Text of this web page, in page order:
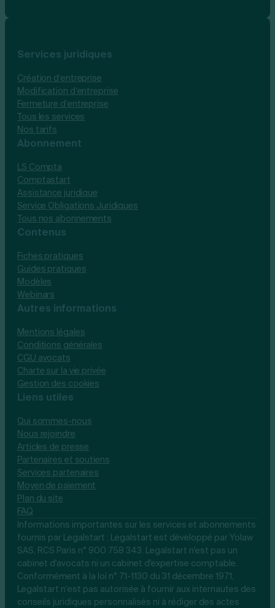
Services juridiques
Création d’entreprise
Modification d’entreprise
Fermeture d’entreprise
Tous les services
Nos tarifs
Abonnement
LS Compta
Comptastart
Assistance juridique
Service Obligations Juridiques
Tous nos abonnements
Contenus
Fiches pratiques
Guides pratiques
Modèles
Webinars
Autres informations
Mentions légales
Conditions générales
CGU avocats
Charte sur la vie privée
Gestion des cookies
Liens utiles
Qui sommes-nous
Nous rejoindre
Articles de presse
Partenaires et soutiens
Services partenaires
Moyen de paiement
Plan du site
FAQ
Informations importantes sur les services et abonnements
fournis par Legalstart : Legalstart est développé par Yolaw
SAS, RCS Paris n° 900 758 343. Legalstart n'est pas un
cabinet d'avocats ni un cabinet d'expertise comptable.
Conformément à la loi n° 71-1130 du 31 décembre 1971,
Legalstart n’est pas autorisée à fournir aux internautes des
conseils juridiques personnalisés ni à rédiger des actes